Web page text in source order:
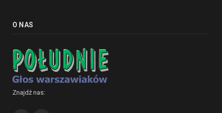
O NAS
Znajdź nas: